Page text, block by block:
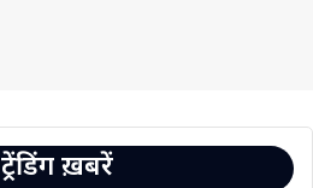
ट्रेंडिंग ख़बरें